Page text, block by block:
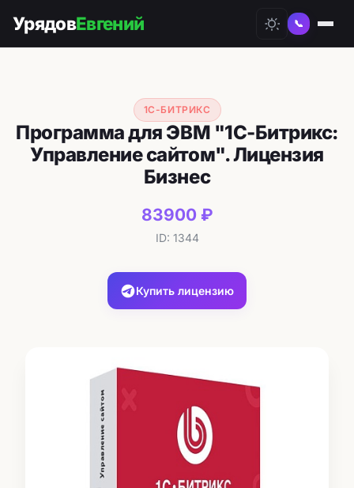
УрядовЕвгений 📞
1С-БИТРИКС
Программа для ЭВМ "1С-Битрикс:
Управление сайтом". Лицензия
Бизнес
83900 ₽
ID: 1344
Купить лицензию